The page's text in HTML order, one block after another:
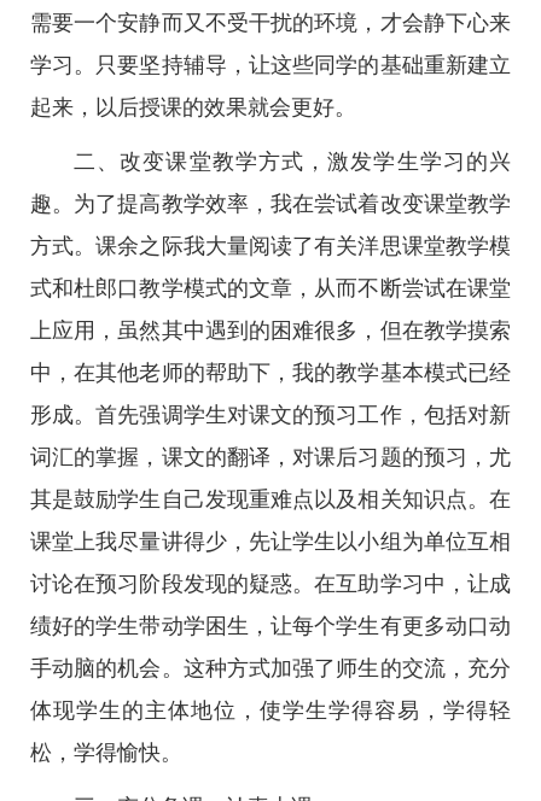
需要一个安静而又不受干扰的环境，才会静下心来
学习。只要坚持辅导，让这些同学的基础重新建立
起来，以后授课的效果就会更好。
二、改变课堂教学方式，激发学生学习的兴
趣。为了提高教学效率，我在尝试着改变课堂教学
方式。课余之际我大量阅读了有关洋思课堂教学模
式和杜郎口教学模式的文章，从而不断尝试在课堂
上应用，虽然其中遇到的困难很多，但在教学摸索
中，在其他老师的帮助下，我的教学基本模式已经
形成。首先强调学生对课文的预习工作，包括对新
词汇的掌握，课文的翻译，对课后习题的预习，尤
其是鼓励学生自己发现重难点以及相关知识点。在
课堂上我尽量讲得少，先让学生以小组为单位互相
讨论在预习阶段发现的疑惑。在互助学习中，让成
绩好的学生带动学困生，让每个学生有更多动口动
手动脑的机会。这种方式加强了师生的交流，充分
体现学生的主体地位，使学生学得容易，学得轻
松，学得愉快。